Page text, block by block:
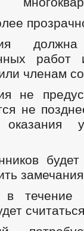
должна
членам
не
не
в